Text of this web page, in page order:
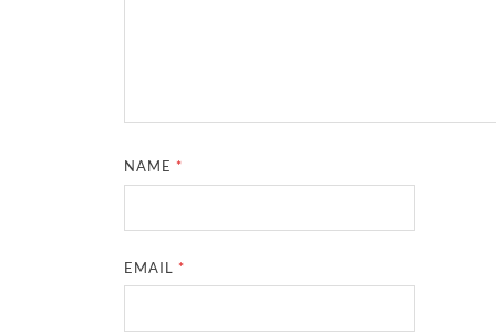
NAME*
EMAIL*